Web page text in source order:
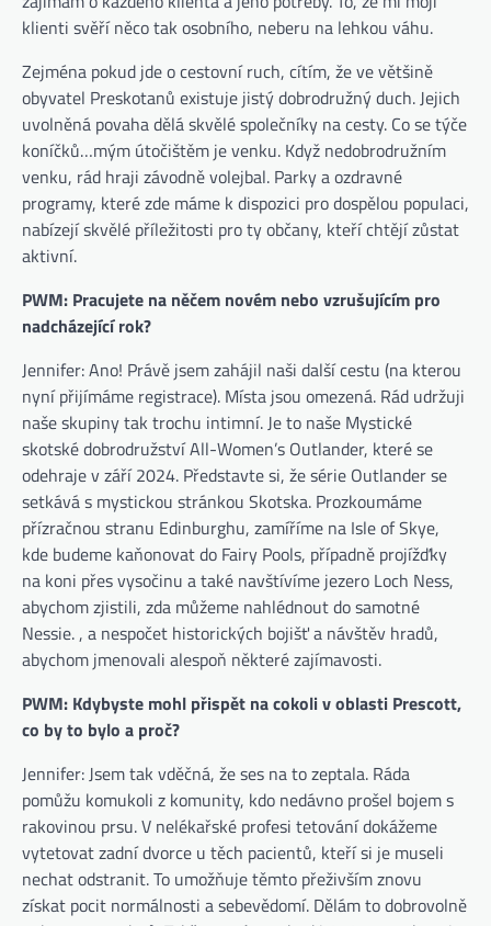
klienti svěří něco tak osobního, neberu na lehkou váhu.
Zejména pokud jde o cestovní ruch, cítím, že ve většině
obyvatel Preskotanů existuje jistý dobrodružný duch. Jejich
uvolněná povaha dělá skvělé společníky na cesty. Co se týče
koníčků…mým útočištěm je venku. Když nedobrodružním
venku, rád hraji závodně volejbal. Parky a ozdravné
programy, které zde máme k dispozici pro dospělou populaci,
nabízejí skvělé příležitosti pro ty občany, kteří chtějí zůstat
aktivní.
PWM: Pracujete na něčem novém nebo vzrušujícím pro
nadcházející rok?
Jennifer: Ano! Právě jsem zahájil naši další cestu (na kterou
nyní přijímáme registrace). Místa jsou omezená. Rád udržuji
naše skupiny tak trochu intimní. Je to naše Mystické
skotské dobrodružství All-Women’s Outlander, které se
odehraje v září 2024. Představte si, že série Outlander se
setkává s mystickou stránkou Skotska. Prozkoumáme
přízračnou stranu Edinburghu, zamíříme na Isle of Skye,
kde budeme kaňonovat do Fairy Pools, případně projížďky
na koni přes vysočinu a také navštívíme jezero Loch Ness,
abychom zjistili, zda můžeme nahlédnout do samotné
Nessie. , a nespočet historických bojišť a návštěv hradů,
abychom jmenovali alespoň některé zajímavosti.
PWM: Kdybyste mohl přispět na cokoli v oblasti Prescott,
co by to bylo a proč?
Jennifer: Jsem tak vděčná, že ses na to zeptala. Ráda
pomůžu komukoli z komunity, kdo nedávno prošel bojem s
rakovinou prsu. V nelékařské profesi tetování dokážeme
vytetovat zadní dvorce u těch pacientů, kteří si je museli
nechat odstranit. To umožňuje těmto přeživším znovu
získat pocit normálnosti a sebevědomí. Dělám to dobrovolně